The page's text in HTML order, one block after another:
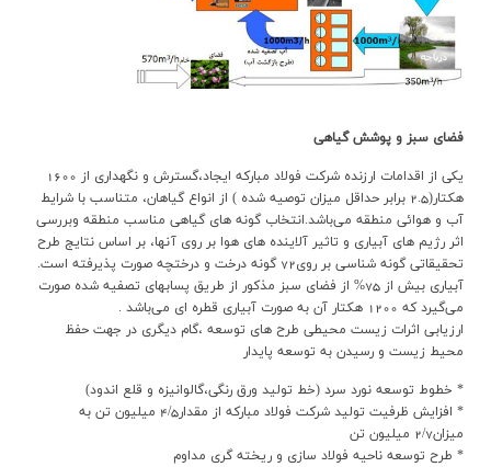
فضاي سبز و پوشش گياهي
يكي از اقدامات ارزنده شركت فولاد مباركه ايجاد،گسترش و نگهداري از 1600
هكتار(2.5 برابر حداقل ميزان توصيه شده ) از انواع گياهان، متناسب با شرايط
آب و هوائي منطقه مي‌باشد.انتخاب گونه هاي گياهي مناسب منطقه وبررسي
اثر رژيم هاي آبياري و تاثير آلاينده هاي هوا بر روي آنها، بر اساس نتايج طرح
تحقيقاتي گونه شناسي بر روي72 گونه درخت و درختچه صورت پذيرفته است.
آبياري بيش از 75% از فضاي سبز مذكور از طريق پسابهاي تصفيه شده صورت
مي‌گيرد كه 1200 هكتار آن به صورت آبياري قطره اي مي‌باشد .
ارزيابي اثرات زيست محيطي طرح هاي توسعه ،گام ديگري در جهت حفظ
محيط زيست و رسيدن به توسعه پايدار
* خطوط توسعه نورد سرد (خط توليد ورق رنگي،گالوانيزه و قلع اندود)
* افزايش ظرفيت توليد شركت فولاد مباركه از مقدار4/5 ميليون تن به
ميزان2/7 ميليون تن
* طرح توسعه ناحيه فولاد سازي و ريخته گري مداوم